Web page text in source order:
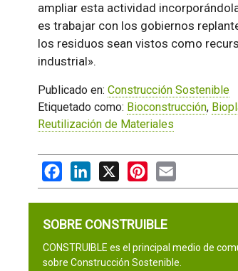
ampliar esta actividad
es trabajar con los gobiernos
los residuos sean vistos como
industrial».
Publicado en: Construcción Sostenible
Etiquetado como: Bioconstrucción,
Reutilización de Materiales
FacebookLinkedIn
X PinterestEmail
SOBRE CONSTRUIBLE
CONSTRUIBLE es el principal medio de
sobre Construcción Sostenible.